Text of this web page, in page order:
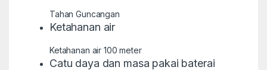
Tahan Guncangan
Ketahanan air
Ketahanan air 100 meter
Catu daya dan masa pakai baterai